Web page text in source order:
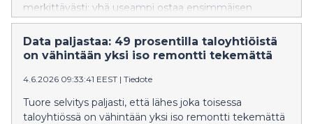
merkittävästi: yhä useampi ostaa ensimmäisen
asunnon pariskuntana, hakee omakotitaloa tai rivitaloa
ja on valmis maksamaan mieluummin enemmän kuin
tinkimään koosta. Samalla lainansaannin vaikeus
Data paljastaa: 49 prosentilla taloyhtiöistä
on vähintään yksi iso remontti tekemättä
4.6.2026 09:33:41 EEST | Tiedote
Tuore selvitys paljasti, että lähes joka toisessa
taloyhtiössä on vähintään yksi iso remontti tekemättä